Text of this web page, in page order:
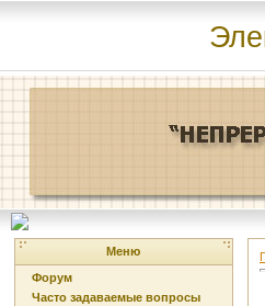
Меню
Форум
Часто задаваемые вопросы